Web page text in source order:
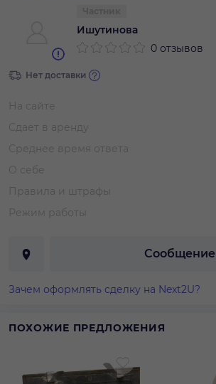
Ишутинова
0 отзывов
Нет доставки
На сайте
Сдает в аренду
Среднее время ответа
О себе
Правила и штрафы
Режим работы
Сообщение
Зачем оформлять сделку на Next2U?
ПОХОЖИЕ ПРЕДЛОЖЕНИЯ